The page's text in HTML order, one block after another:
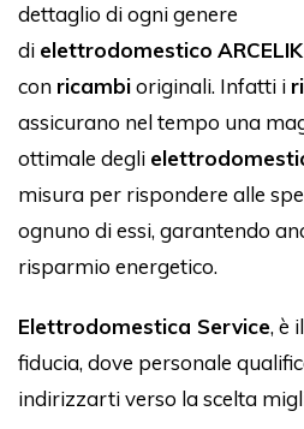
dettaglio di ogni genere
di elettrodomestico ARCELIK
con ricambioriginali. Infatti i
assicurano nel tempo una
ottimale degli
misura per rispondere alle
ognuno di essi, garantendo
risparmio energetico.
Elettrodomestica Service, è
fiducia, dove personale
indirizzarti verso la scelta